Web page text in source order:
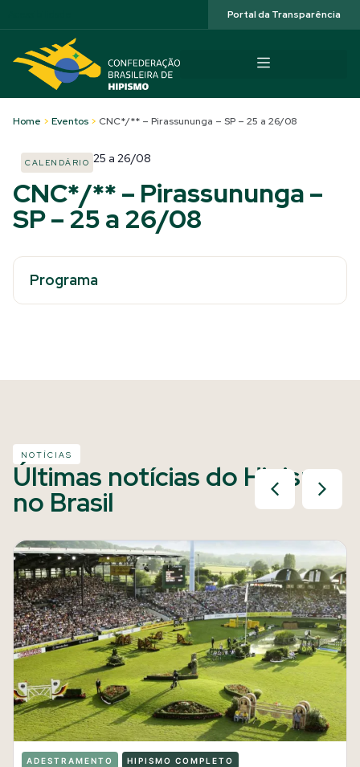
Portal da Transparência
Home > Eventos > CNC*/** – Pirassununga – SP – 25 a 26/08
CALENDÁRIO 25 a 26/08
CNC*/** – Pirassununga –
SP – 25 a 26/08
Programa
NOTÍCIAS
Últimas notícias do Hipismo
no Brasil
ADESTRAMENTO HIPISMO COMPLETO